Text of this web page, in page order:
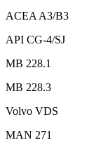
ACEA A3/B3
API CG-4/SJ
MB 228.1
MB 228.3
Volvo VDS
MAN 271